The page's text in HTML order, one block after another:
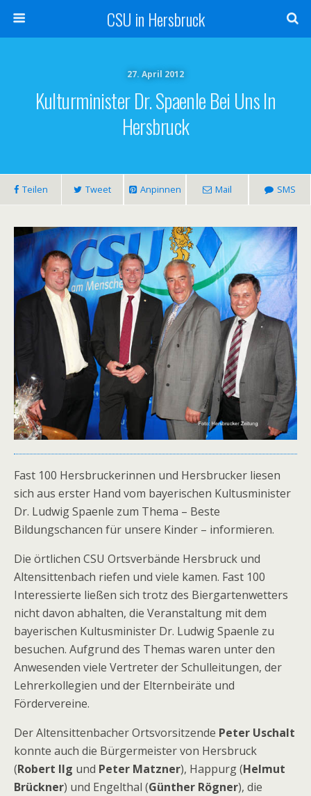
CSU in Hersbruck
27. April 2012
Kulturminister Dr. Spaenle Bei Uns In
Hersbruck
Teilen Tweet Anpinnen Mail SMS
Fast 100 Hersbruckerinnen und Hersbrucker liesen
sich aus erster Hand vom bayerischen Kultusminister
Dr. Ludwig Spaenle zum Thema – Beste
Bildungschancen für unsere Kinder – informieren.
Die örtlichen CSU Ortsverbände Hersbruck und
Altensittenbach riefen und viele kamen. Fast 100
Interessierte ließen sich trotz des Biergartenwetters
nicht davon abhalten, die Veranstaltung mit dem
bayerischen Kultusminister Dr. Ludwig Spaenle zu
besuchen. Aufgrund des Themas waren unter den
Anwesenden viele Vertreter der Schulleitungen, der
Lehrerkollegien und der Elternbeiräte und
Fördervereine.
Der Altensittenbacher Ortsvorsitzende Peter Uschalt
konnte auch die Bürgermeister von Hersbruck
(Robert Ilg und Peter Matzner), Happurg (Helmut
Brückner) und Engelthal (Günther Rögner), die